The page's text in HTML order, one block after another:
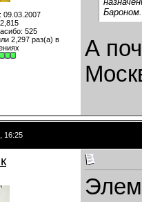
09.03.2007
525
2,297 раз(а) в
Бароном.
А
16:25